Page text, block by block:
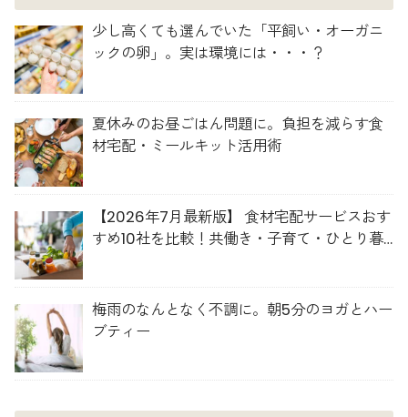
少し高くても選んでいた「平飼い・オーガニ
ックの卵」。実は環境には・・・？
夏休みのお昼ごはん問題に。負担を減らす食
材宅配・ミールキット活用術
【2026年7月最新版】 食材宅配サービスおす
すめ10社を比較！共働き・子育て・ひとり暮
梅雨のなんとなく不調に。朝5分のヨガとハー
ブティー